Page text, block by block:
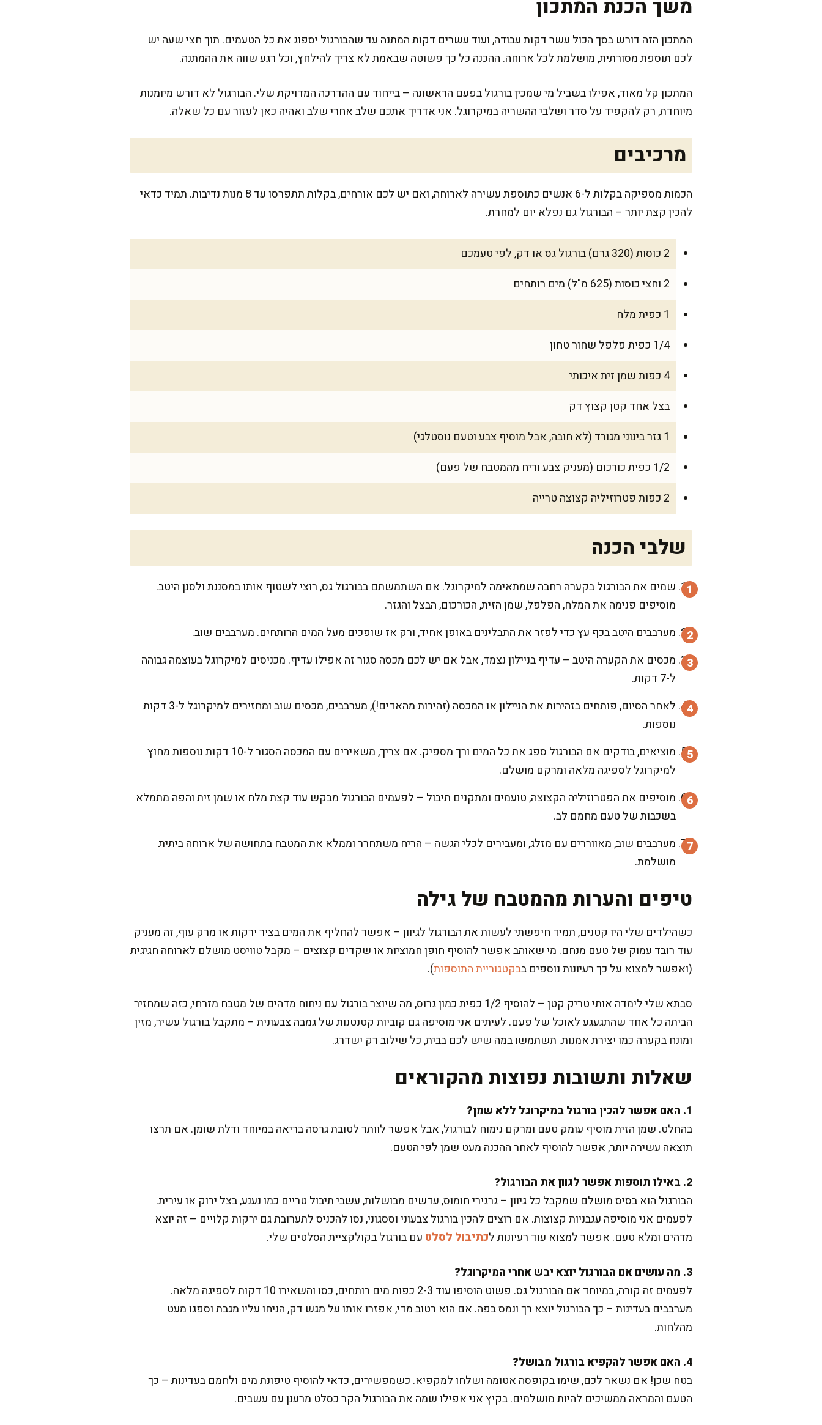
משך הכנת המתכון
המתכון הזה דורש בסך הכול עשר דקות עבודה, ועוד עשרים דקות המתנה עד שהבורגול יספוג את כל הטעמים. תוך חצי שעה יש
לכם תוספת מסורתית, מושלמת לכל ארוחה. ההכנה כל כך פשוטה שבאמת לא צריך להילחץ, וכל רגע שווה את ההמתנה.
המתכון קל מאוד, אפילו בשביל מי שמכין בורגול בפעם הראשונה – בייחוד עם ההדרכה המדויקת שלי. הבורגול לא דורש מיומנות
מיוחדת, רק להקפיד על סדר ושלבי ההשריה במיקרוגל. אני אדריך אתכם שלב אחרי שלב ואהיה כאן לעזור עם כל שאלה.
מרכיבים
הכמות מספיקה בקלות ל-6 אנשים כתוספת עשירה לארוחה, ואם יש לכם אורחים, בקלות תתפרסו עד 8 מנות נדיבות. תמיד כדאי
להכין קצת יותר – הבורגול גם נפלא יום למחרת.
2 כוסות (320 גרם) בורגול גס או דק, לפי טעמכם
2 וחצי כוסות (625 מ"ל) מים רותחים
1 כפית מלח
1/4 כפית פלפל שחור טחון
4 כפות שמן זית איכותי
בצל אחד קטן קצוץ דק
1 גזר בינוני מגורד (לא חובה, אבל מוסיף צבע וטעם נוסטלגי)
1/2 כפית כורכום (מעניק צבע וריח מהמטבח של פעם)
2 כפות פטרוזיליה קצוצה טרייה
שלבי הכנה
שמים את הבורגול בקערה רחבה שמתאימה למיקרוגל. אם השתמשתם בבורגול גס, רוצי לשטוף אותו במסננת ולסנן היטב.
מוסיפים פנימה את המלח, הפלפל, שמן הזית, הכורכום, הבצל והגזר.
מערבבים היטב בכף עץ כדי לפזר את התבלינים באופן אחיד, ורק אז שופכים מעל המים הרותחים. מערבבים שוב.
מכסים את הקערה היטב – עדיף בניילון נצמד, אבל אם יש לכם מכסה סגור זה אפילו עדיף. מכניסים למיקרוגל בעוצמה גבוהה
ל-7 דקות.
לאחר הסיום, פותחים בזהירות את הניילון או המכסה (זהירות מהאדים!), מערבבים, מכסים שוב ומחזירים למיקרוגל ל-3 דקות
נוספות.
מוציאים, בודקים אם הבורגול ספג את כל המים ורך מספיק. אם צריך, משאירים עם המכסה הסגור ל-10 דקות נוספות מחוץ
למיקרוגל לספיגה מלאה ומרקם מושלם.
מוסיפים את הפטרוזיליה הקצוצה, טועמים ומתקנים תיבול – לפעמים הבורגול מבקש עוד קצת מלח או שמן זית והפה מתמלא
בשכבות של טעם מחמם לב.
מערבבים שוב, מאווררים עם מזלג, ומעבירים לכלי הגשה – הריח משתחרר וממלא את המטבח בתחושה של ארוחה ביתית
מושלמת.
טיפים והערות מהמטבח של גילה
כשהילדים שלי היו קטנים, תמיד חיפשתי לעשות את הבורגול לגיוון – אפשר להחליף את המים בציר ירקות או מרק עוף, זה מעניק
עוד רובד עמוק של טעם מנחם. מי שאוהב אפשר להוסיף חופן חמוציות או שקדים קצוצים – מקבל טוויסט מושלם לארוחה חגיגית
(ואפשר למצוא על כך רעיונות נוספים בבקטגוריית התוספות).
סבתא שלי לימדה אותי טריק קטן – להוסיף 1/2 כפית כמון גרוס, מה שיוצר בורגול עם ניחוח מדהים של מטבח מזרחי, כזה שמחזיר
הביתה כל אחד שהתגעגע לאוכל של פעם. לעיתים אני מוסיפה גם קוביות קטנטנות של גמבה צבעונית – מתקבל בורגול עשיר, מזין
ומונח בקערה כמו יצירת אמנות. תשתמשו במה שיש לכם בבית, כל שילוב רק ישדרג.
שאלות ותשובות נפוצות מהקוראים
1. האם אפשר להכין בורגול במיקרוגל ללא שמן?
בהחלט. שמן הזית מוסיף עומק טעם ומרקם נימוח לבורגול, אבל אפשר לוותר לטובת גרסה בריאה במיוחד ודלת שומן. אם תרצו
תוצאה עשירה יותר, אפשר להוסיף לאחר ההכנה מעט שמן לפי הטעם.
2. באילו תוספות אפשר לגוון את הבורגול?
הבורגול הוא בסיס מושלם שמקבל כל גיוון – גרגירי חומוס, עדשים מבושלות, עשבי תיבול טריים כמו נענע, בצל ירוק או עירית.
לפעמים אני מוסיפה עגבניות קצוצות. אם רוצים להכין בורגול צבעוני וססגוני, נסו להכניס לתערובת גם ירקות קלויים – זה יוצא
מדהים ומלא טעם. אפשר למצוא עוד רעיונות לכתיבול לסלט עם בורגול בקולקציית הסלטים שלי.
3. מה עושים אם הבורגול יוצא יבש אחרי המיקרוגל?
לפעמים זה קורה, במיוחד אם הבורגול גס. פשוט הוסיפו עוד 2-3 כפות מים רותחים, כסו והשאירו 10 דקות לספיגה מלאה.
מערבבים בעדינות – כך הבורגול יוצא רך ונמס בפה. אם הוא רטוב מדי, אפזרו אותו על מגש דק, הניחו עליו מגבת וספגו מעט
מהלחות.
4. האם אפשר להקפיא בורגול מבושל?
בטח שכן! אם נשאר לכם, שימו בקופסה אטומה ושלחו למקפיא. כשמפשירים, כדאי להוסיף טיפונת מים ולחמם בעדינות – כך
הטעם והמראה ממשיכים להיות מושלמים. בקיץ אני אפילו שמה את הבורגול הקר כסלט מרענן עם עשבים.